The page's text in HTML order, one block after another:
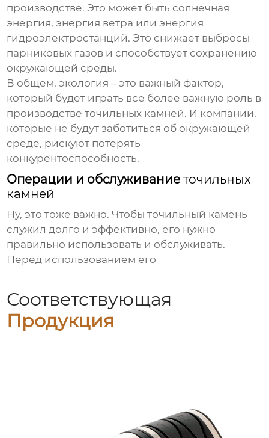
производстве. Это может быть солнечная
энергия, энергия ветра или энергия
гидроэлектростанций. Это снижает выбросы
парниковых газов и способствует сохранению
окружающей среды.
В общем, экология – это важный фактор,
который будет играть все более важную роль в
производстветочильных камней. И компании,
которые не будут заботиться об окружающей
среде, рискуют потерять
конкурентоспособность.
Операции и обслуживаниеточильных
камней
Ну, это тоже важно. Чтобыточильный камень
служил долго и эффективно, его нужно
правильно использовать и обслуживать.
Перед использованием его
Соответствующая
Продукция